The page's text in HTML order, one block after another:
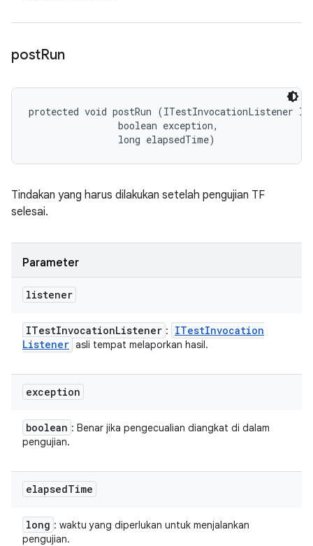
postRun
protected void postRun (ITestInvocationListener
                boolean exception,
                long elapsedTime)
Tindakan yang harus dilakukan setelah pengujian TF
selesai.
Parameter
listener
ITestInvocationListener : ITestInvocation
Listener asli tempat melaporkan hasil.
exception
boolean : Benar jika pengecualian diangkat di dalam
pengujian.
elapsedTime
long : waktu yang diperlukan untuk menjalankan
pengujian.